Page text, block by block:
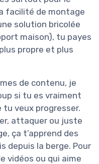
facilité de montage
solution bricolée
maison), tu payes
propre et plus
de contenu, je
si tu es vraiment
tu veux progresser.
attaquer ou juste
ça t’apprend des
depuis la berge. Pour
vidéos ou qui aime